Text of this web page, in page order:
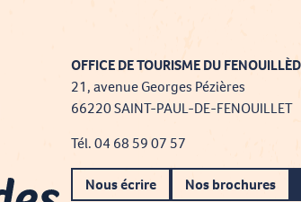
OFFICE DE TOURISME DU
21, avenue Georges Pézières
66220 SAINT-PAUL-DE-FENOUILLET
Tél. 04 68 59 07 57
Nous écrire Nos brochures